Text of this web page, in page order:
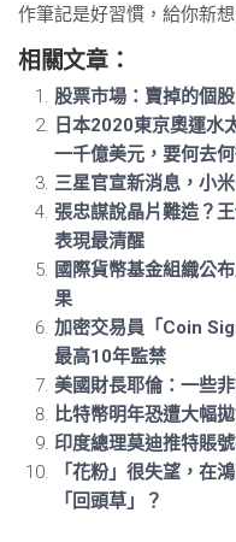
作筆記是好習慣，給你新
相關文章：
股票市場：賣掉的個
日本2020東京奧運水
一千億美元，要何去何
三星官宣新消息，小
張忠謀說晶片難造？
表現最清醒
國際貨幣基金組織公
果
加密交易員「Coin
最高10年監禁
美國財長耶倫：一些
比特幣明年恐遭大幅
印度總理莫迪推特賬
「花粉」很失望，在
「回頭草」？